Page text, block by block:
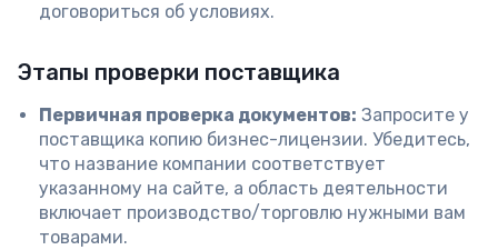
договориться об условиях.
Этапы проверки поставщика
Первичная проверка документов: Запросите у
поставщика копию бизнес-лицензии. Убедитесь,
что название компании соответствует
указанному на сайте, а область деятельности
включает производство/торговлю нужными вам
товарами.